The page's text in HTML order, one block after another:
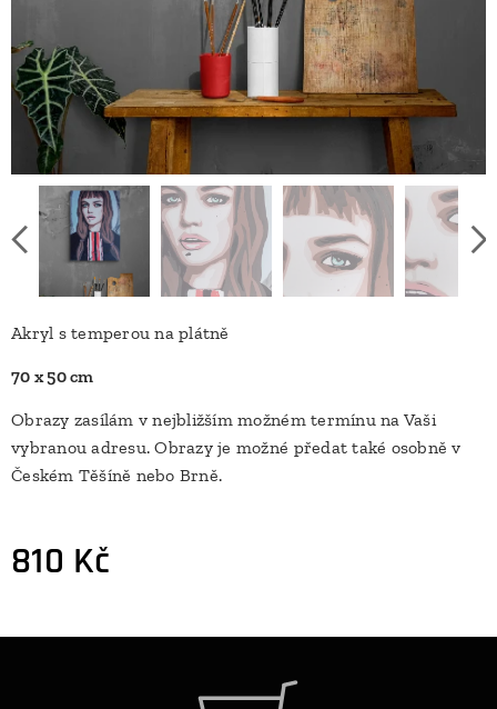
Akryl s temperou na plátně
70 x 50 cm
Obrazy zasílám v nejbližším možném termínu na Vaši
vybranou adresu. Obrazy je možné předat také osobně v
Českém Těšíně nebo Brně.
810 Kč